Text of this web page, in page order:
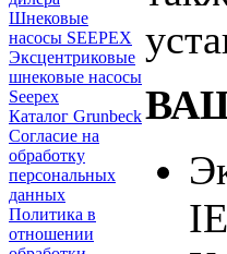
Шнековые
насосы SEEPEX
Эксцентриковые
шнековые насосы
Seepex
Каталог Grunbeck
Согласие на
обработку
персональных
данных
Политика в
отношении